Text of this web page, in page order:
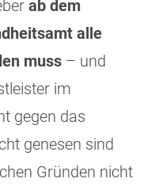
ab dem
alle
muss – und
im
gegen das
genesen sind
Gründen nicht